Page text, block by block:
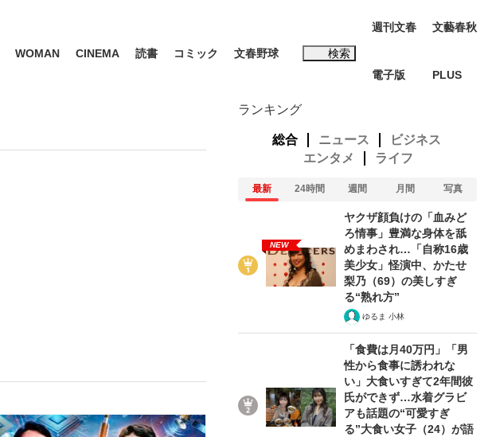
「最悪の空気のまま解散」WBC日本代表“敗戦”の真実 選手が明かす...
いまさら聞けない資産運用のすべて
WOMAN CINEMA 読書 コミック 文春野球 検索
週刊文春
電子版
文藝春秋
PLUS
ランキング
総合 ニュース
ビジネス
エンタメ
ライフ
最新 24時間 週間 月間 写真
NEW
ヤクザ顔負けの「血みど
ろ情事」豊満な身体を舐
めまわされ…「自称16歳
美少女」怪演中、かたせ
梨乃（69）の美しすぎ
る“熟れ方”
ゆるま 小林
「食費は月40万円」「男
性から食事に誘われな
い」大食いすぎて2年間彼
氏ができず…水着グラビ
アも話題の“可愛すぎ
る”大食い女子（24）が語